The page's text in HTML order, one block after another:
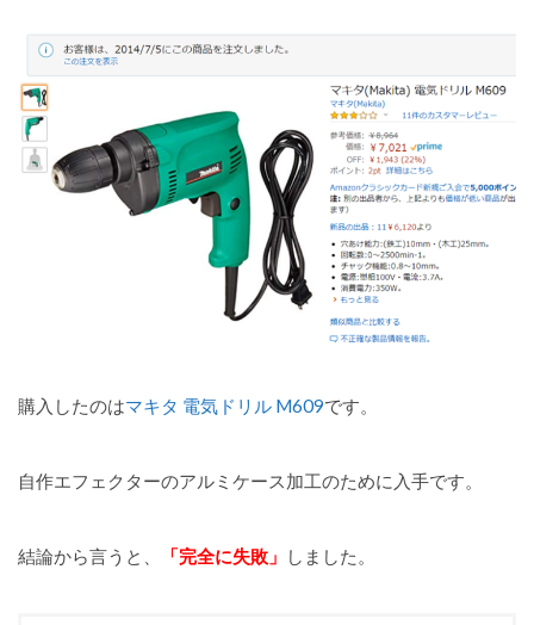
購入したのはマキタ 電気ドリル M609です。
自作エフェクターのアルミケース加工のために入手です。
結論から言うと、 「完全に失敗」 しました。